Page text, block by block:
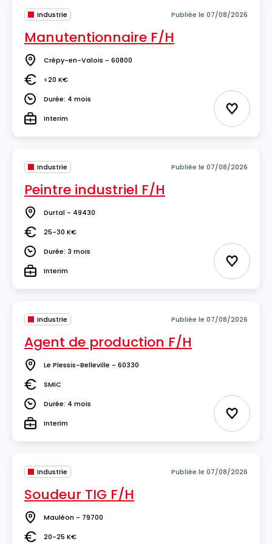
Industrie Publiée le 07/08/2026
Manutentionnaire F/H
Lieu Crépy-en-Valois - 60800
Salaire<20 K€
DuréeDurée: 4 mois
TypeInterim Ajouter
Industrie Publiée le 07/08/2026
Peintre industriel F/H
Lieu Durtal - 49430
Salaire25-30 K€
DuréeDurée: 3 mois
TypeInterim Ajouter
Industrie Publiée le 07/08/2026
Agent de production F/H
Lieu Le Plessis-Belleville - 60330
Salaire
SMIC
DuréeDurée: 4 mois
TypeInterim Ajouter
Industrie Publiée le 07/08/2026
Soudeur TIG F/H
Lieu Mauléon - 79700
20-25 K€